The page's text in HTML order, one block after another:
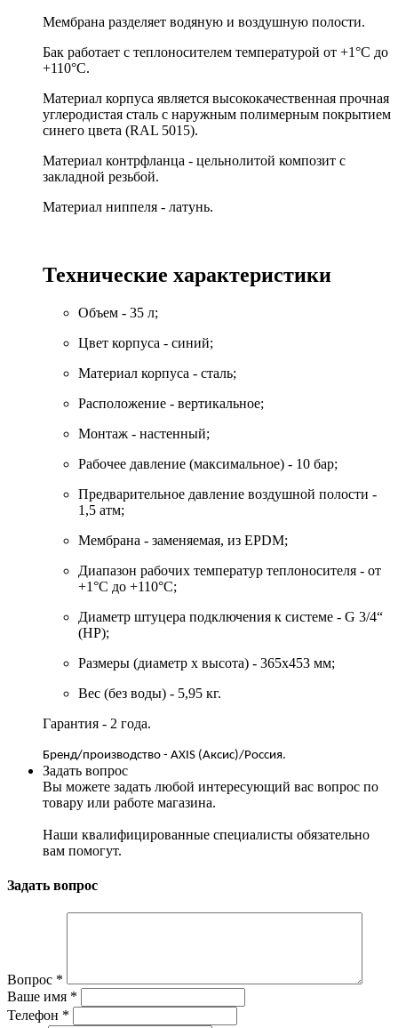
Мембрана разделяет водяную и воздушную полости.
Бак работает с теплоносителем температурой от +1°C до
+110°C.
Материал корпуса является высококачественная прочная
углеродистая сталь с наружным полимерным покрытием
синего цвета (RAL 5015).
Материал контрфланца - цельнолитой композит с
закладной резьбой.
Материал ниппеля - латунь.
Технические характеристики
Объем - 35 л;
Цвет корпуса - синий;
Материал корпуса - сталь;
Расположение - вертикальное;
Монтаж - настенный;
Рабочее давление (максимальное) - 10 бар;
Предварительное давление воздушной полости -
1,5 атм;
Мембрана - заменяемая, из EPDM;
Диапазон рабочих температур теплоносителя - от
+1°C до +110°C;
Диаметр штуцера подключения к системе - G 3/4“
(НР);
Размеры (диаметр x высота) - 365x453 мм;
Вес (без воды) - 5,95 кг.
Гарантия - 2 года.
Бренд/производство - AXIS (Аксис)/Россия.
Задать вопрос
Вы можете задать любой интересующий вас вопрос по
товару или работе магазина.
Наши квалифицированные специалисты обязательно
вам помогут.
Задать вопрос
Вопрос *
Ваше имя *
Телефон *